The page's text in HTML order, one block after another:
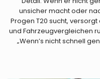
unsicher macht oder
Progen T20 sucht,
und Fahrzeugvergleichen
„Wenn’s nicht schnell